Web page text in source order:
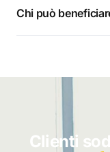
Chi può
Clienti